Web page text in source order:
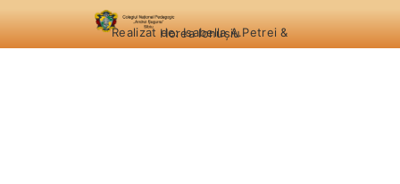
Realizat de: Isabella A.Petrei & Horea Ionușiu